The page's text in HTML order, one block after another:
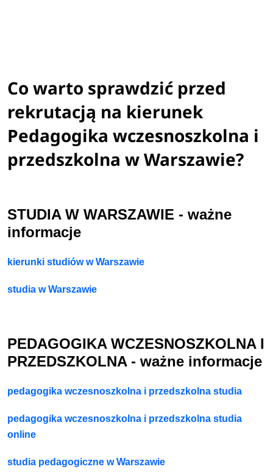
Co warto sprawdzić przed
rekrutacją na kierunek
Pedagogika wczesnoszkolna i
przedszkolna w Warszawie?
STUDIA W WARSZAWIE - ważne
informacje
kierunki studiów w Warszawie
studia w Warszawie
PEDAGOGIKA WCZESNOSZKOLNA I
PRZEDSZKOLNA - ważne informacje
pedagogika wczesnoszkolna i przedszkolna studia
pedagogika wczesnoszkolna i przedszkolna studia
online
studia pedagogiczne w Warszawie